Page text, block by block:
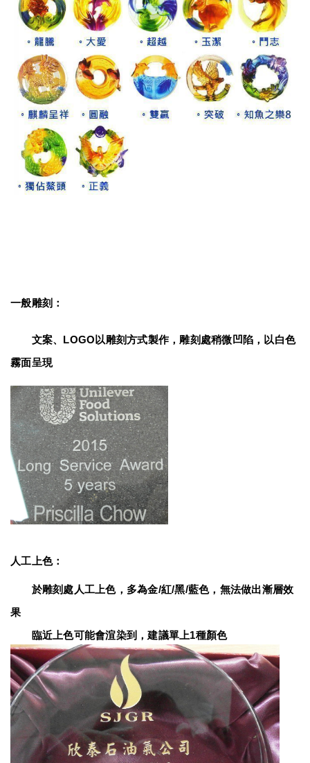
一般雕刻：
文案、LOGO以雕刻方式製作，雕刻處稍微凹陷，以白色
霧面呈現
人工上色：
於雕刻處人工上色，多為金/紅/黑/藍色，無法做出漸層效
果
臨近上色可能會渲染到，建議單上1種顏色